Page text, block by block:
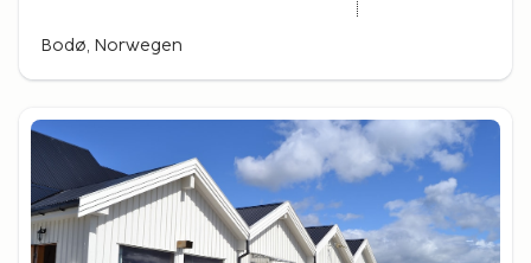
Bodø, Norwegen